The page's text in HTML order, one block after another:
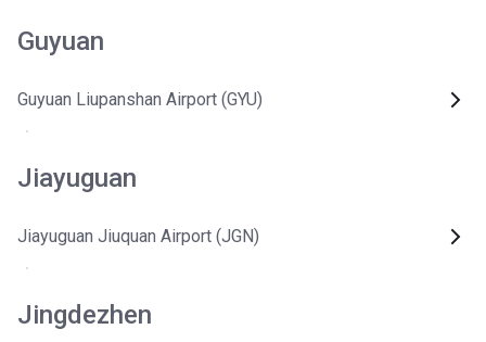
Guyuan
Guyuan Liupanshan Airport (GYU)
Jiayuguan
Jiayuguan Jiuquan Airport (JGN)
Jingdezhen